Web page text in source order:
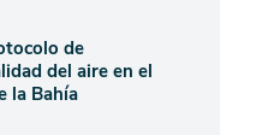
de
del aire en el
la Bahía